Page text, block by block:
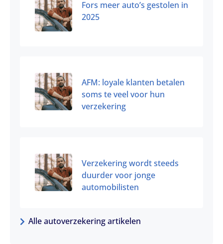
Fors meer auto’s gestolen in
2025
AFM: loyale klanten betalen
soms te veel voor hun
verzekering
Verzekering wordt steeds
duurder voor jonge
automobilisten
Alle autoverzekering artikelen